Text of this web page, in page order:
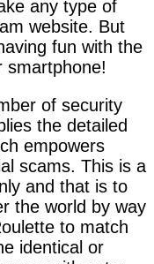
any type of
website. But
fun with the
smartphone!
of security
the detailed
empowers
scams. This is a
and that is to
the world by way
to match
identical or